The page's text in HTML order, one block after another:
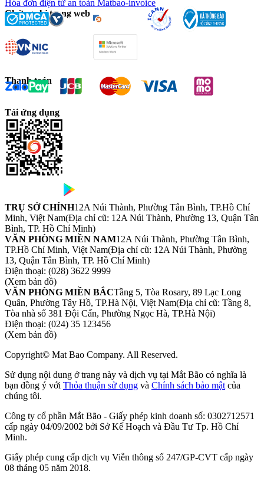
Hóa đơn điện tử an toàn Matbao-invoice
Chứng chỉ trang web
Thanh toán
Tải ứng dụng
TRỤ SỞ CHÍNH12A Núi Thành, Phường Tân Bình, TP.Hồ Chí
Minh, Việt Nam(Địa chỉ cũ: 12A Núi Thành, Phường 13, Quận Tân
Bình, TP. Hồ Chí Minh)
VĂN PHÒNG MIỀN NAM12A Núi Thành, Phường Tân Bình,
TP.Hồ Chí Minh, Việt Nam(Địa chỉ cũ: 12A Núi Thành, Phường
13, Quận Tân Bình, TP. Hồ Chí Minh)
Điện thoại: (028) 3622 9999
(Xem bản đồ)
VĂN PHÒNG MIỀN BẮCTầng 5, Tòa Rosary, 89 Lạc Long
Quân, Phường Tây Hồ, TP.Hà Nội, Việt Nam(Địa chỉ cũ: Tầng 8,
Tòa nhà số 381 Đội Cấn, Phường Ngọc Hà, TP.Hà Nội)
Điện thoại: (024) 35 123456
(Xem bản đồ)
Copyright© Mat Bao Company. All Reserved.
Sử dụng nội dung ở trang này và dịch vụ tại Mắt Bão có nghĩa là
bạn đồng ý với Thỏa thuận sử dụng và Chính sách bảo mật của
chúng tôi.
Công ty cổ phần Mắt Bão - Giấy phép kinh doanh số: 0302712571
cấp ngày 04/09/2002 bởi Sở Kế Hoạch và Đầu Tư Tp. Hồ Chí
Minh.
Giấy phép cung cấp dịch vụ Viễn thông số 247/GP-CVT cấp ngày
08 tháng 05 năm 2018.